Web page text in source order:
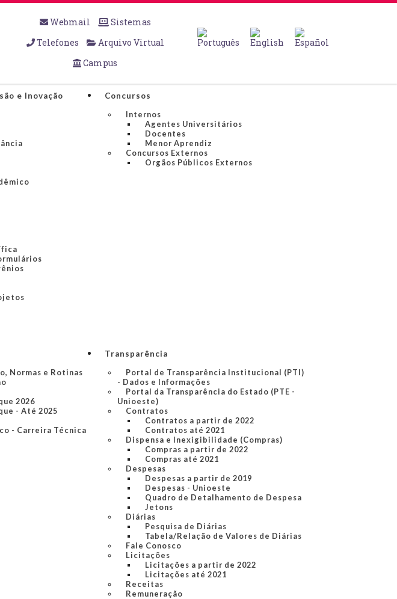
Webmail
Sistemas
Telefones
Arquivo Virtual
Campus
e Inovação
Concursos
Internos
Agentes Universitários
Docentes
Menor Aprendiz
Concursos Externos
Orgãos Públicos Externos
Normas e Rotinas
2026
- Até 2025
- Carreira Técnica
Transparência
Portal de Transparência Institucional (PTI)
- Dados e Informações
Portal da Transparência do Estado (PTE -
Unioeste)
Contratos
Contratos a partir de 2022
Contratos até 2021
Dispensa e Inexigibilidade (Compras)
Compras a partir de 2022
Compras até 2021
Despesas
Despesas a partir de 2019
Despesas - Unioeste
Quadro de Detalhamento de Despesa
Jetons
Diárias
Pesquisa de Diárias
Tabela/Relação de Valores de Diárias
Fale Conosco
Licitações
Licitações a partir de 2022
Licitações até 2021
Receitas
Remuneração